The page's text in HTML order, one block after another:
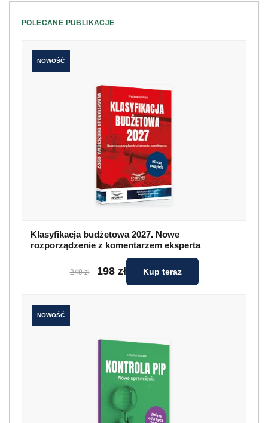
POLECANE PUBLIKACJE
NOWOŚĆ
Klasyfikacja budżetowa 2027. Nowe
rozporządzenie z komentarzem eksperta
249 zł 198 zł Kup teraz
NOWOŚĆ